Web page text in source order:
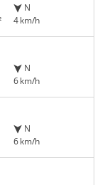
N
4 km/h
N
6 km/h
N
6 km/h